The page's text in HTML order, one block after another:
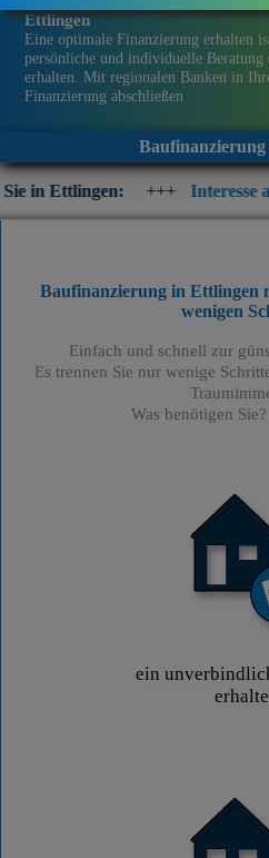
Ettlingen
Eine optimale Finanzierung erhalten
persönliche und individuelle
erhalten. Mit regionalen Banken in
Finanzierung abschließen
+++ Interesse an einer
Baufinanzierung in Ettlingen
wenigen
Einfach und schnell zur
Es trennen Sie nur wenige
Was benötigen
ein